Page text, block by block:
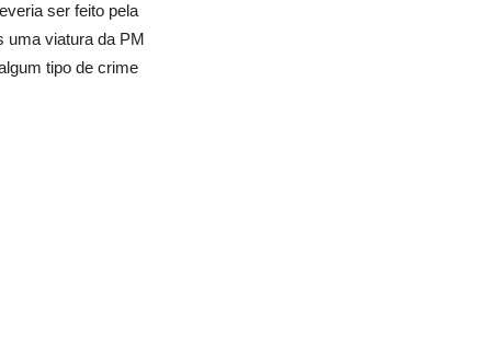
ser feito pela
uma viatura da PM
tipo de crime